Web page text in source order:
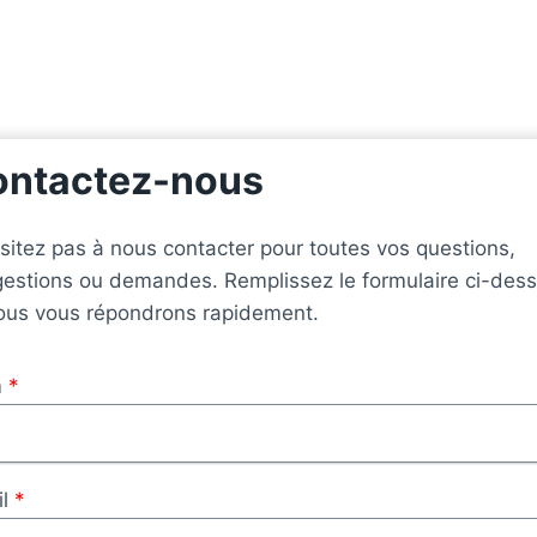
nous
pas à nous contacter pour toutes vos questions,
ou demandes. Remplissez le formulaire ci-
vous répondrons rapidement.
*
*